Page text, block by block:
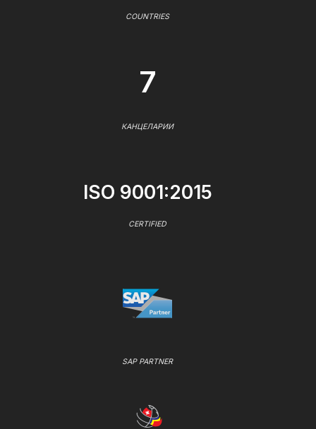
COUNTRIES
7
КАНЦЕЛАРИИ
ISO 9001:2015
CERTIFIED
SAP PARTNER